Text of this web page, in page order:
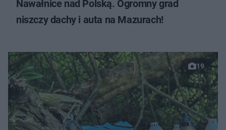
Nawałnice nad Polską. Ogromny grad
niszczy dachy i auta na Mazurach!
19